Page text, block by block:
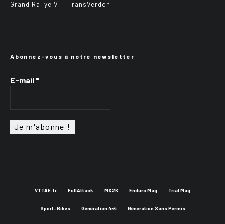
Grand Rallye VTT TransVerdon
Abonnez-vous à notre newsletter
E-mail*
VTTAE.fr FullAttack MX2K Enduro Mag Trial Mag
Sport-Bikes Génération 4×4 Génération Sans Permis